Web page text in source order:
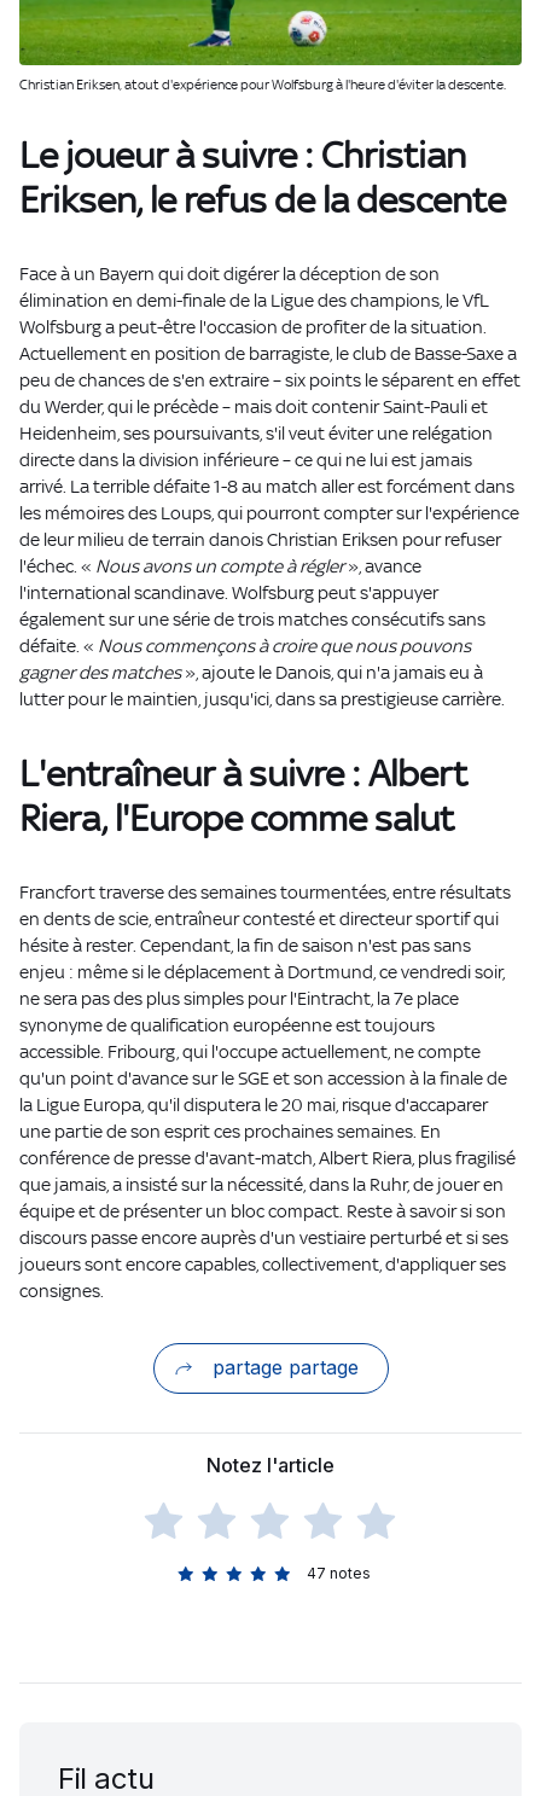
Christian Eriksen, atout d'expérience pour Wolfsburg à l'heure d'éviter la descente.
Le joueur à suivre : Christian
Eriksen, le refus de la descente
Face à un Bayern qui doit digérer la déception de son
élimination en demi-finale de la Ligue des champions, le VfL
Wolfsburg a peut-être l'occasion de profiter de la situation.
Actuellement en position de barragiste, le club de Basse-Saxe a
peu de chances de s'en extraire – six points le séparent en effet
du Werder, qui le précède – mais doit contenir Saint-Pauli et
Heidenheim, ses poursuivants, s'il veut éviter une relégation
directe dans la division inférieure – ce qui ne lui est jamais
arrivé. La terrible défaite 1-8 au match aller est forcément dans
les mémoires des Loups, qui pourront compter sur l'expérience
de leur milieu de terrain danois Christian Eriksen pour refuser
l'échec. « Nous avons un compte à régler», avance
l'international scandinave. Wolfsburg peut s'appuyer
également sur une série de trois matches consécutifs sans
défaite. « Nous commençons à croire que nous pouvons
gagner des matches», ajoute le Danois, qui n'a jamais eu à
lutter pour le maintien, jusqu'ici, dans sa prestigieuse carrière.
L'entraîneur à suivre : Albert
Riera, l'Europe comme salut
Francfort traverse des semaines tourmentées, entre résultats
en dents de scie, entraîneur contesté et directeur sportif qui
hésite à rester. Cependant, la fin de saison n'est pas sans
enjeu : même si le déplacement à Dortmund, ce vendredi soir,
ne sera pas des plus simples pour l'Eintracht, la 7e place
synonyme de qualification européenne est toujours
accessible. Fribourg, qui l'occupe actuellement, ne compte
qu'un point d'avance sur le SGE et son accession à la finale de
la Ligue Europa, qu'il disputera le 20 mai, risque d'accaparer
une partie de son esprit ces prochaines semaines. En
conférence de presse d'avant-match, Albert Riera, plus fragilisé
que jamais, a insisté sur la nécessité, dans la Ruhr, de jouer en
équipe et de présenter un bloc compact. Reste à savoir si son
discours passe encore auprès d'un vestiaire perturbé et si ses
joueurs sont encore capables, collectivement, d'appliquer ses
consignes.
partage partage
Notez l'article
47 notes
Fil actu